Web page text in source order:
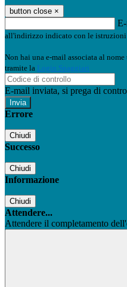
button close ×
all'indirizzo indicato con le istruzioni
Non hai una e-mail associata al
tramite la Login Spaggiari
E-mail inviata, si prega di
Errore
Chiudi
Successo
Chiudi
Informazione
Chiudi
Attendere...
Attendere il completamento